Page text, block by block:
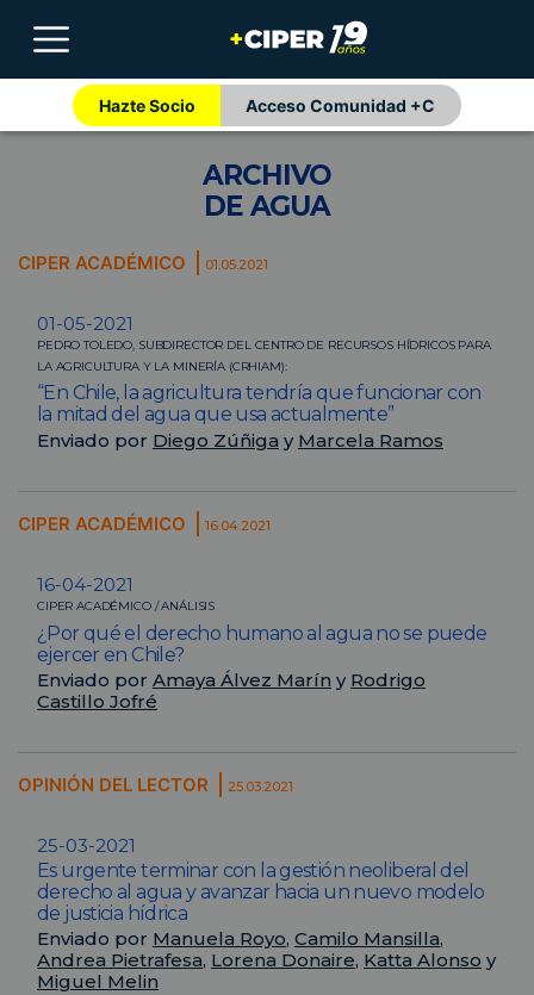
Hazte Socio Acceso Comunidad +C
ARCHIVO
DE AGUA
CIPER ACADÉMICO 01.05.2021
01-05-2021
PEDRO TOLEDO, SUBDIRECTOR DEL CENTRO DE RECURSOS HÍDRICOS PARA
LA AGRICULTURA Y LA MINERÍA (CRHIAM):
“En Chile, la agricultura tendría que funcionar con
la mitad del agua que usa actualmente”
Enviado por Diego Zúñiga y Marcela Ramos
CIPER ACADÉMICO 16.04.2021
16-04-2021
CIPER ACADÉMICO / ANÁLISIS
¿Por qué el derecho humano al agua no se puede
ejercer en Chile?
Enviado por Amaya Álvez Marín y Rodrigo
Castillo Jofré
OPINIÓN DEL LECTOR 25.03.2021
25-03-2021
Es urgente terminar con la gestión neoliberal del
derecho al agua y avanzar hacia un nuevo modelo
de justicia hídrica
Enviado por Manuela Royo, Camilo Mansilla,
Andrea Pietrafesa, Lorena Donaire, Katta Alonso y
Miguel Melin